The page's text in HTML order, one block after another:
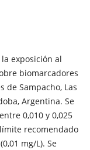
exposición al
biomarcadores
de Sampacho, Las
Argentina. Se
0,010 y 0,025
recomendado
mg/L). Se